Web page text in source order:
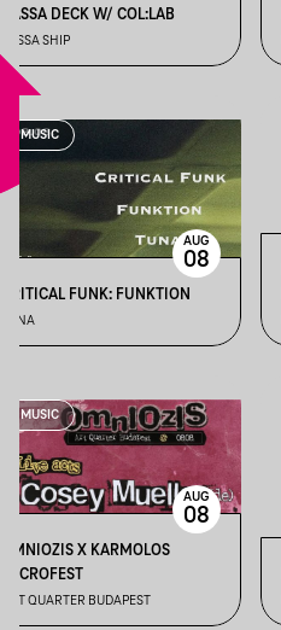
KASSA DECK W/ COL:LAB
KASSA SHIP
MUSIC
CRITICAL FUNK: FUNKTION
TUNA
AUG
08
MUSIC
OMNIOZIS X KARMOLOS
MICROFEST
ART QUARTER BUDAPEST
AUG
08